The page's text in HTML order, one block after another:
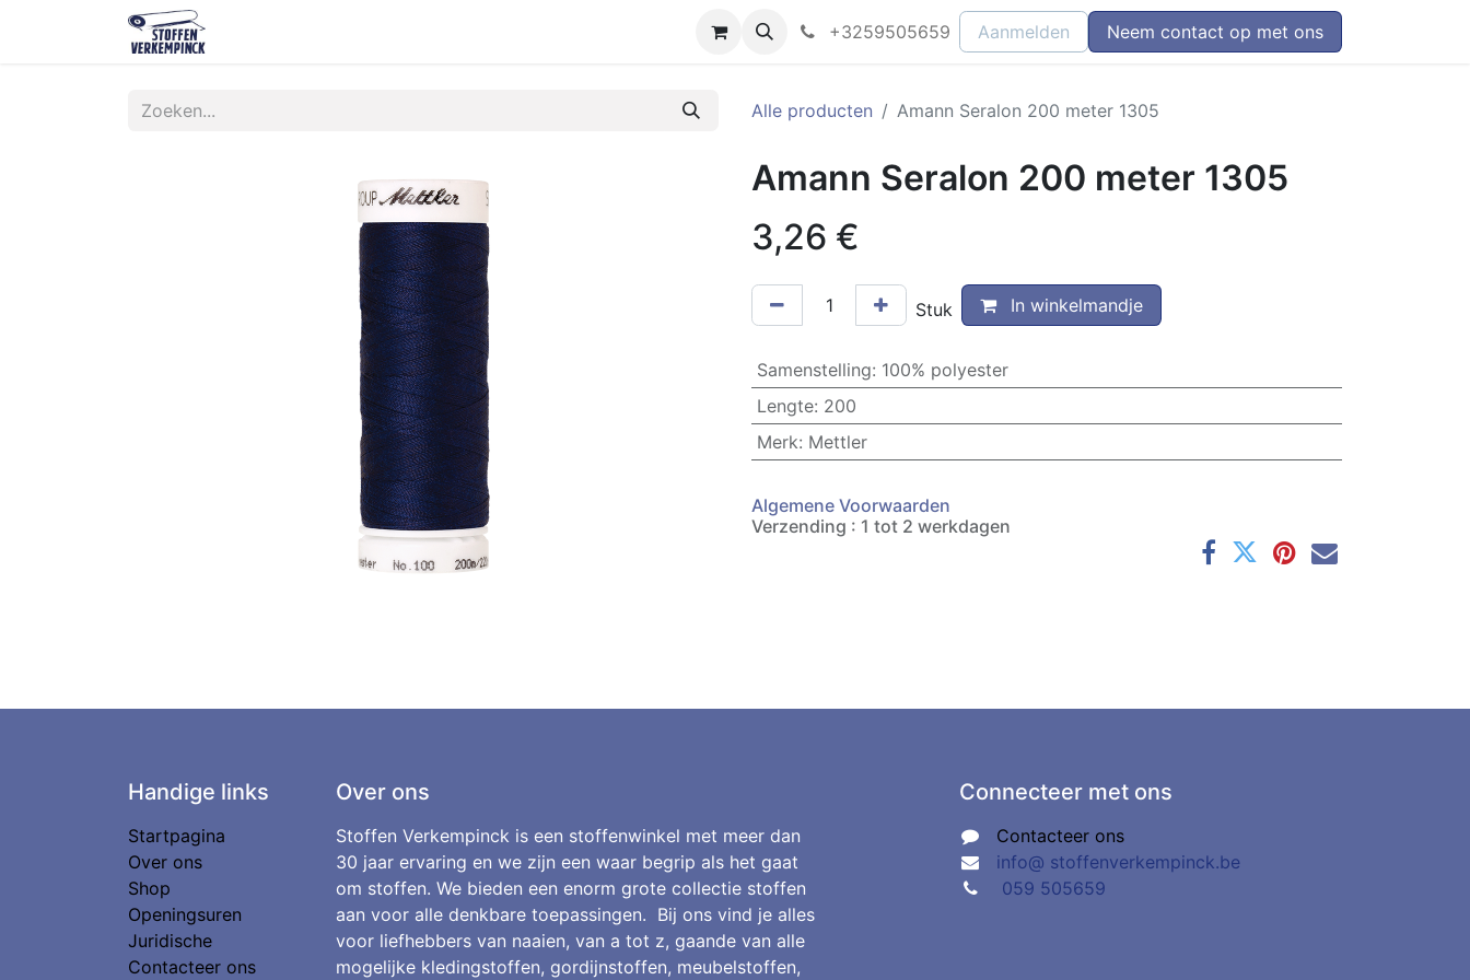
+3259505659 Aanmelden Neem contact op met ons
Alle producten Amann Seralon 200 meter 1305
Amann Seralon 200 meter 1305
3,26 €
Stuk In winkelmandje
Samenstelling: 100% polyester
Lengte: 200
Merk: Mettler
Algemene Voorwaarden
Verzending : 1 tot 2 werkdagen
Handige links
Startpagina
Over ons
Shop
Openingsuren
Juridische
Contacteer ons
Over ons
Stoffen Verkempinck is een stoffenwinkel met meer dan
30 jaar ervaring en we zijn een waar begrip als het gaat
om stoffen. We bieden een enorm grote collectie stoffen
aan voor alle denkbare toepassingen. Bij ons vind je alles
voor liefhebbers van naaien, van a tot z, gaande van alle
mogelijke kledingstoffen, gordijnstoffen, meubelstoffen,
Connecteer met ons
Contacteer ons
info@ stoffenverkempinck.be
059 505659